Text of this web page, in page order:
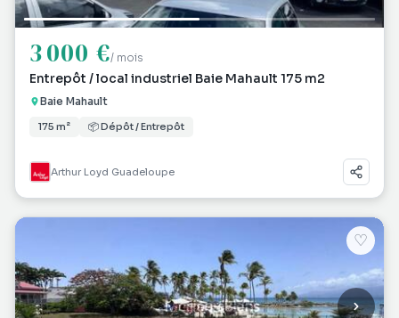
3 000 €/ mois
Entrepôt / local industriel Baie Mahault 175 m2
Baie Mahault
175 m² 📦 Dépôt / Entrepôt
Arthur Loyd Guadeloupe
♡